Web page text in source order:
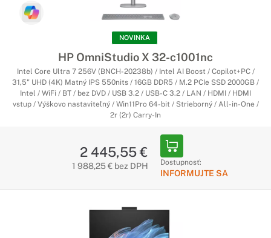
NOVINKA
HP OmniStudio X 32-c1001nc
Intel Core Ultra 7 256V (BNCH-20238b) / Intel AI Boost / Copilot+PC /
31,5" UHD (4K) Matný IPS 550nits / 16GB DDR5 / M.2 PCIe SSD 2000GB /
Intel / WiFi / BT / bez DVD / USB 3.2 / USB-C 3.2 / LAN / HDMI / HDMI
vstup / Výškovo nastaviteľný / Win11Pro 64-bit / Strieborný / All-in-One /
2r (2r) Carry-In
2 445,55 €
1 988,25 € bez DPH Dostupnosť:
INFORMUJTE SA